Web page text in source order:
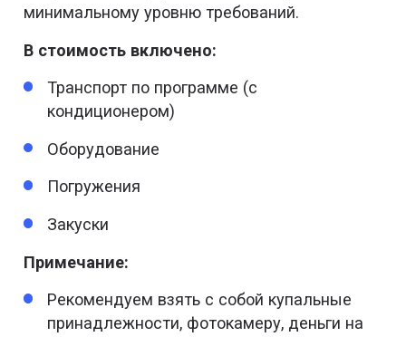
минимальному уровню требований.
В стоимость включено:
Транспорт по программе (с
кондиционером)
Оборудование
Погружения
Закуски
Примечание:
Рекомендуем взять с собой купальные
принадлежности, фотокамеру, деньги на